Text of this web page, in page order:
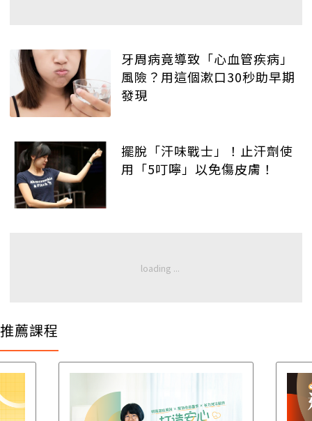
牙周病竟導致「心血管疾病」
風險？用這個漱口30秒助早期
發現
擺脫「汗味戰士」！止汗劑使
用「5叮嚀」以免傷皮膚！
推薦課程